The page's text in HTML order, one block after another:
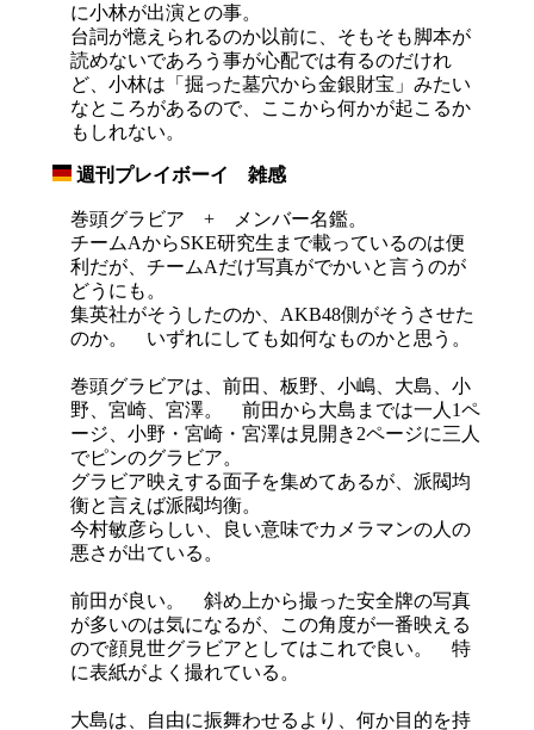
に小林が出演との事。
台詞が憶えられるのか以前に、そもそも脚本が
読めないであろう事が心配では有るのだけれ
ど、小林は「掘った墓穴から金銀財宝」みたい
なところがあるので、ここから何かが起こるか
もしれない。
週刊プレイボーイ 雑感
巻頭グラビア + メンバー名鑑。
チームAからSKE研究生まで載っているのは便
利だが、チームAだけ写真がでかいと言うのが
どうにも。
集英社がそうしたのか、AKB48側がそうさせた
のか。 いずれにしても如何なものかと思う。
巻頭グラビアは、前田、板野、小嶋、大島、小
野、宮崎、宮澤。 前田から大島までは一人1ペ
ージ、小野・宮崎・宮澤は見開き2ページに三人
でピンのグラビア。
グラビア映えする面子を集めてあるが、派閥均
衡と言えば派閥均衡。
今村敏彦らしい、良い意味でカメラマンの人の
悪さが出ている。
前田が良い。 斜め上から撮った安全牌の写真
が多いのは気になるが、この角度が一番映える
ので顔見世グラビアとしてはこれで良い。 特
に表紙がよく撮れている。
大島は、自由に振舞わせるより、何か目的を持